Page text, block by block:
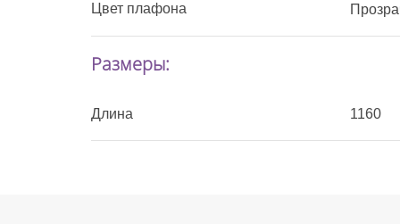
Цвет плафона
Размеры:
Длина 1160